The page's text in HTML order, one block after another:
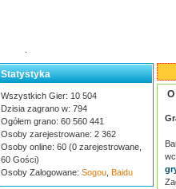
Statystyka
Wszystkich Gier: 10 504
Dzisia zagrano w: 794
Ogółem grano: 60 560 441
Osoby zarejestrowane: 2 362
Osoby online: 60 (0 zarejestrowane,
60 Gości)
Osoby Zalogowane: Sogou Baidu